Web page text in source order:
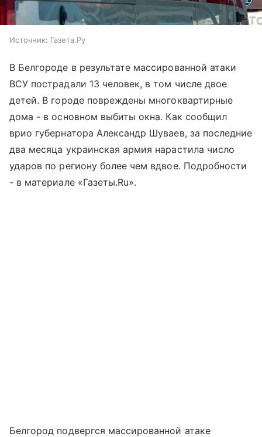
Источник: Газета.Ру
В Белгороде в результате массированной атаки
ВСУ пострадали 13 человек, в том числе двое
детей. В городе повреждены многоквартирные
дома - в основном выбиты окна. Как сообщил
врио губернатора Александр Шуваев, за последние
два месяца украинская армия нарастила число
ударов по региону более чем вдвое. Подробности
- в материале «Газеты.Ru».
Белгород подвергся массированной атаке